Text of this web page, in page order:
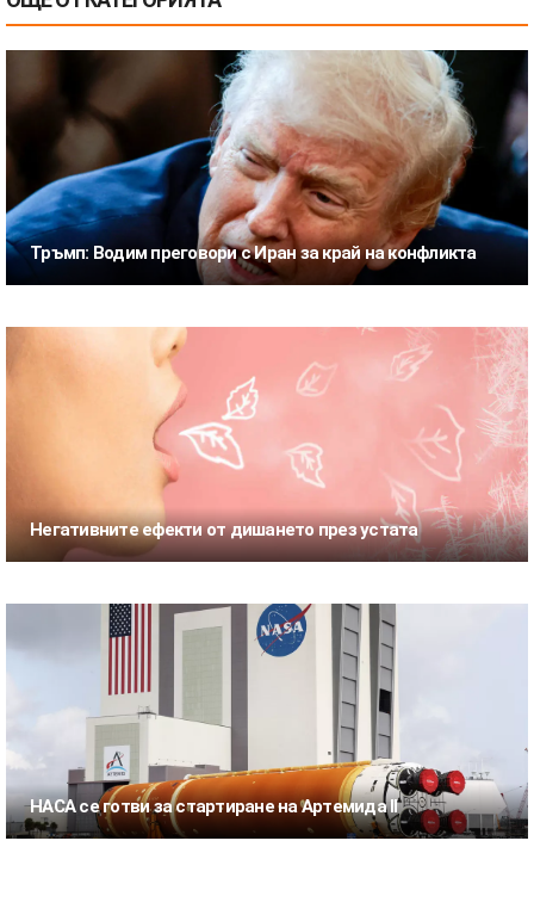
Тръмп: Водим преговори с Иран за край на конфликта
Негативните ефекти от дишането през устата
НАСА се готви за стартиране на Артемида II